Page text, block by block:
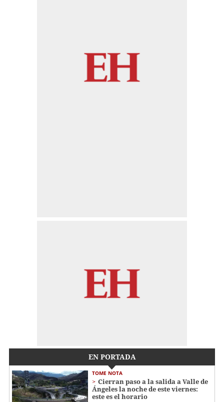
EN PORTADA
TOME NOTA
Cierran paso a la salida a Valle de
Ángeles la noche de este viernes:
este es el horario